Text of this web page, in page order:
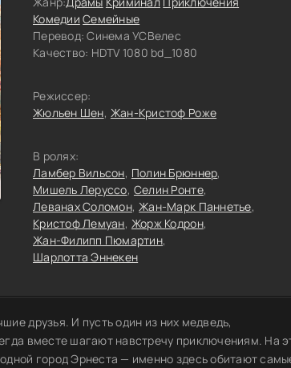
Комедии Семейные
Перевод:Синема УСВелес
Качество: HDTV 1080 bd_1080
Режиссер:
Жюльен Шен Жан-Кристоф Роже
В ролях:
Ламбер Вильсон Полин Брюннер
Мишель Леруссо Селин Ронте
Леванах Соломон Жан-Марк Паннетье
Кристоф Лемуан Жорж Кодрон
Жан-Филипп Пюмартин
Шарлотта Эннекен
друзья. И пусть один из них медведь,
вместе шагают навстречу приключениям. На
город Эрнеста — именно здесь обитают